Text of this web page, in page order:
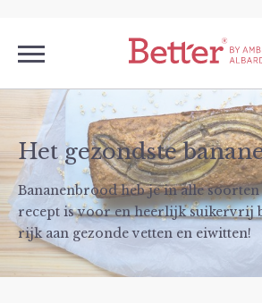
Het gezondste
Bananenbrood heb je in alle
recept is voor en heerlijk suikervrij
rijk aan gezonde vetten en eiwitten!